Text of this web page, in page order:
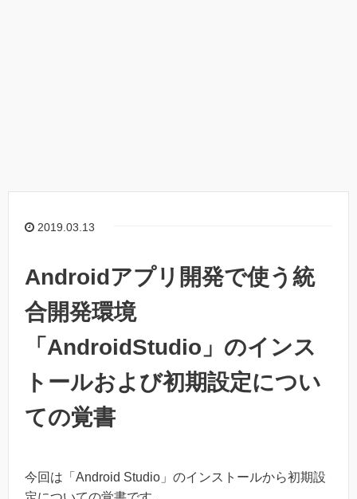
2019.03.13
Androidアプリ開発で使う統
合開発環境
「AndroidStudio」のインス
トールおよび初期設定につい
ての覚書
今回は「Android Studio」のインストールから初期設